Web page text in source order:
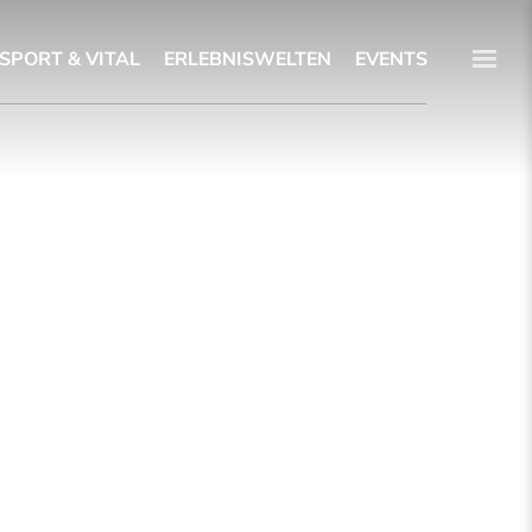
EVENTS
ERLEBNISWELTEN
SPORT & VITAL